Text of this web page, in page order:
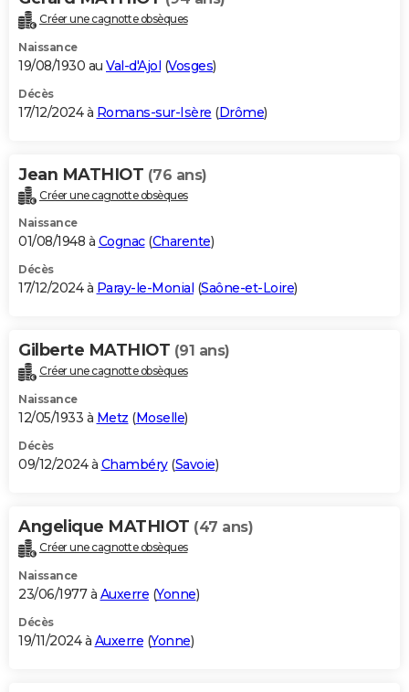
Créer une cagnotte obsèques
Naissance
19/08/1930 au Val-d'Ajol (Vosges)
Décès
17/12/2024 à Romans-sur-Isère (Drôme)
Jean MATHIOT (76 ans)
Créer une cagnotte obsèques
Naissance
01/08/1948 à Cognac(Charente)
Décès
17/12/2024 à Paray-le-Monial (Saône-et-Loire)
Gilberte MATHIOT (91 ans)
Créer une cagnotte obsèques
Naissance
12/05/1933 à Metz (Moselle)
Décès
09/12/2024 à Chambéry(Savoie)
Angelique MATHIOT (47 ans)
Créer une cagnotte obsèques
Naissance
23/06/1977 à Auxerre (Yonne)
Décès
19/11/2024 à Auxerre (Yonne)